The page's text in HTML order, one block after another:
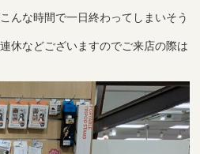
んな時間で一日終わってしまいそう
休などございますのでご来店の際は